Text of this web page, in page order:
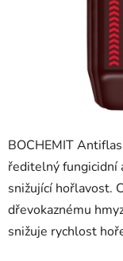
BOCHEMIT
ředitelný fungicidní
snižující hořlavost.
dřevokaznému
snižuje rychlost